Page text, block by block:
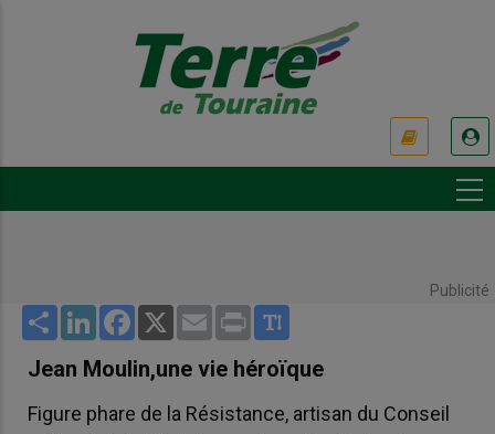
Publicité
Share LinkedInFacebook
X Email Print
Jean Moulin,une vie héroïque
Figure phare de la Résistance, artisan du Conseil